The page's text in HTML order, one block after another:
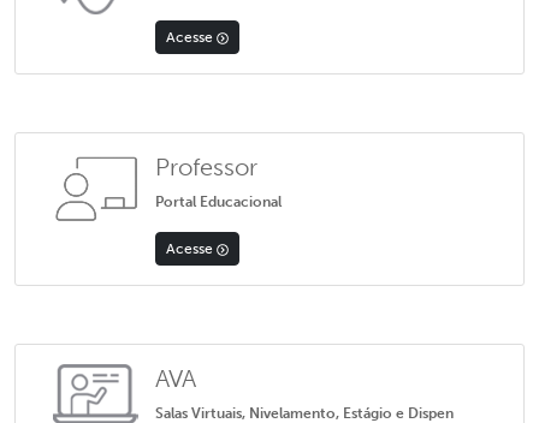
Acesse
Professor
Portal Educacional
Acesse
AVA
Salas Virtuais, Nivelamento, Estágio e Dispen